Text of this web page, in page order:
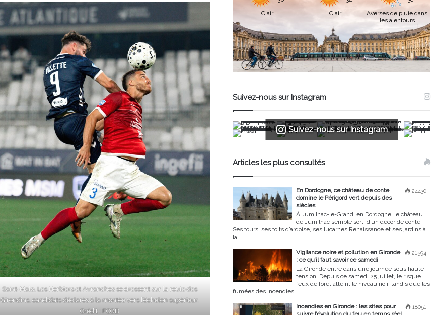
Saint-Malo, Les Herbiers et Avranches se dressent sur la route des
Girondins, candidats déclarés à la montée vers l’échelon supérieur.
Crédit : FCGB
Clair
Clair
Averses de pluie dans
les alentours
Suivez-nous sur Instagram
Suivez-nous sur Instagram
Articles les plus consultés
24430
En Dordogne, ce château de conte
domine le Périgord vert depuis des
siècles
À Jumilhac-le-Grand, en Dordogne, le château
de Jumilhac semble sorti d’un décor de conte.
Ses tours, ses toits d’ardoise, ses lucarnes Renaissance et ses jardins à
la...
21594
Vigilance noire et pollution en Gironde
: ce qu’il faut savoir ce samedi
La Gironde entre dans une journée sous haute
tension. Depuis ce samedi 25 juillet, le risque
feux de forêt atteint le niveau noir, tandis que les
fumées des incendies...
18051
Incendies en Gironde : les sites pour